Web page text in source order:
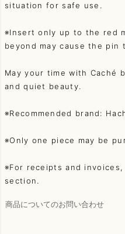
situation for safe use.
※Insert only up to the red
beyond may cause the pin
May your time with Caché
and quiet beauty.
※Recommended brand:
※Only one piece may be
※For receipts and
section.
商品についてのお問い合わせ